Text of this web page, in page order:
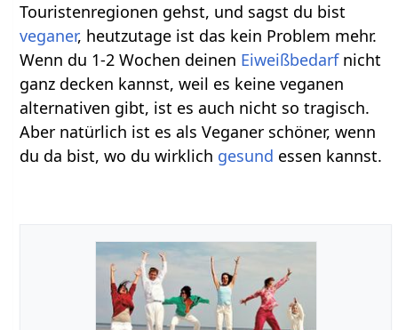
Touristenregionen gehst, und sagst du bist
veganer, heutzutage ist das kein Problem mehr.
Wenn du 1-2 Wochen deinen Eiweißbedarfnicht
ganz decken kannst, weil es keine veganen
alternativen gibt, ist es auch nicht so tragisch.
Aber natürlich ist es als Veganer schöner, wenn
du da bist, wo du wirklich gesund essen kannst.